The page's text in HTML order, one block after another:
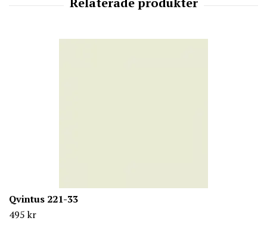
Qvintus 221-33
495 kr